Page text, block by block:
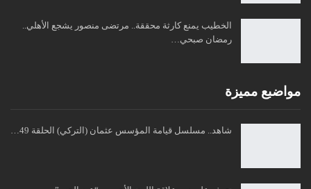
الخطيب يمنع كارثة محققة.. مرتضى منصور يشجع الأهلي..
رمضان صبحي…
مواضبع مميزة
شاهد.. مسلسل قيامة المؤسس عثمان (التركي) الحلقة 49…